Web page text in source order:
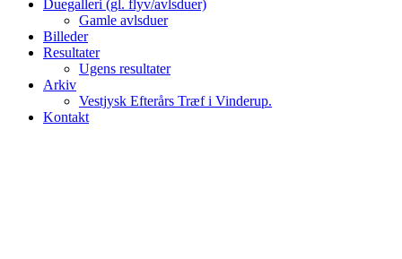
Duegalleri (gl. flyv/avlsduer)
Gamle avlsduer
Billeder
Resultater
Ugens resultater
Arkiv
Vestjysk Efterårs Træf i Vinderup.
Kontakt